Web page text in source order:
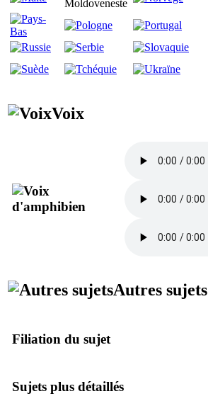
Voix
Autres sujets
Filiation du sujet
Sujets plus détaillés